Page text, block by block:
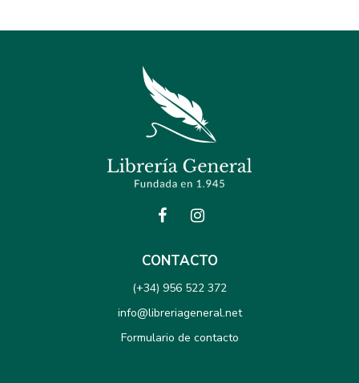
CONTACTO
(+34) 956 522 372
info@libreriageneral.net
Formulario de contacto